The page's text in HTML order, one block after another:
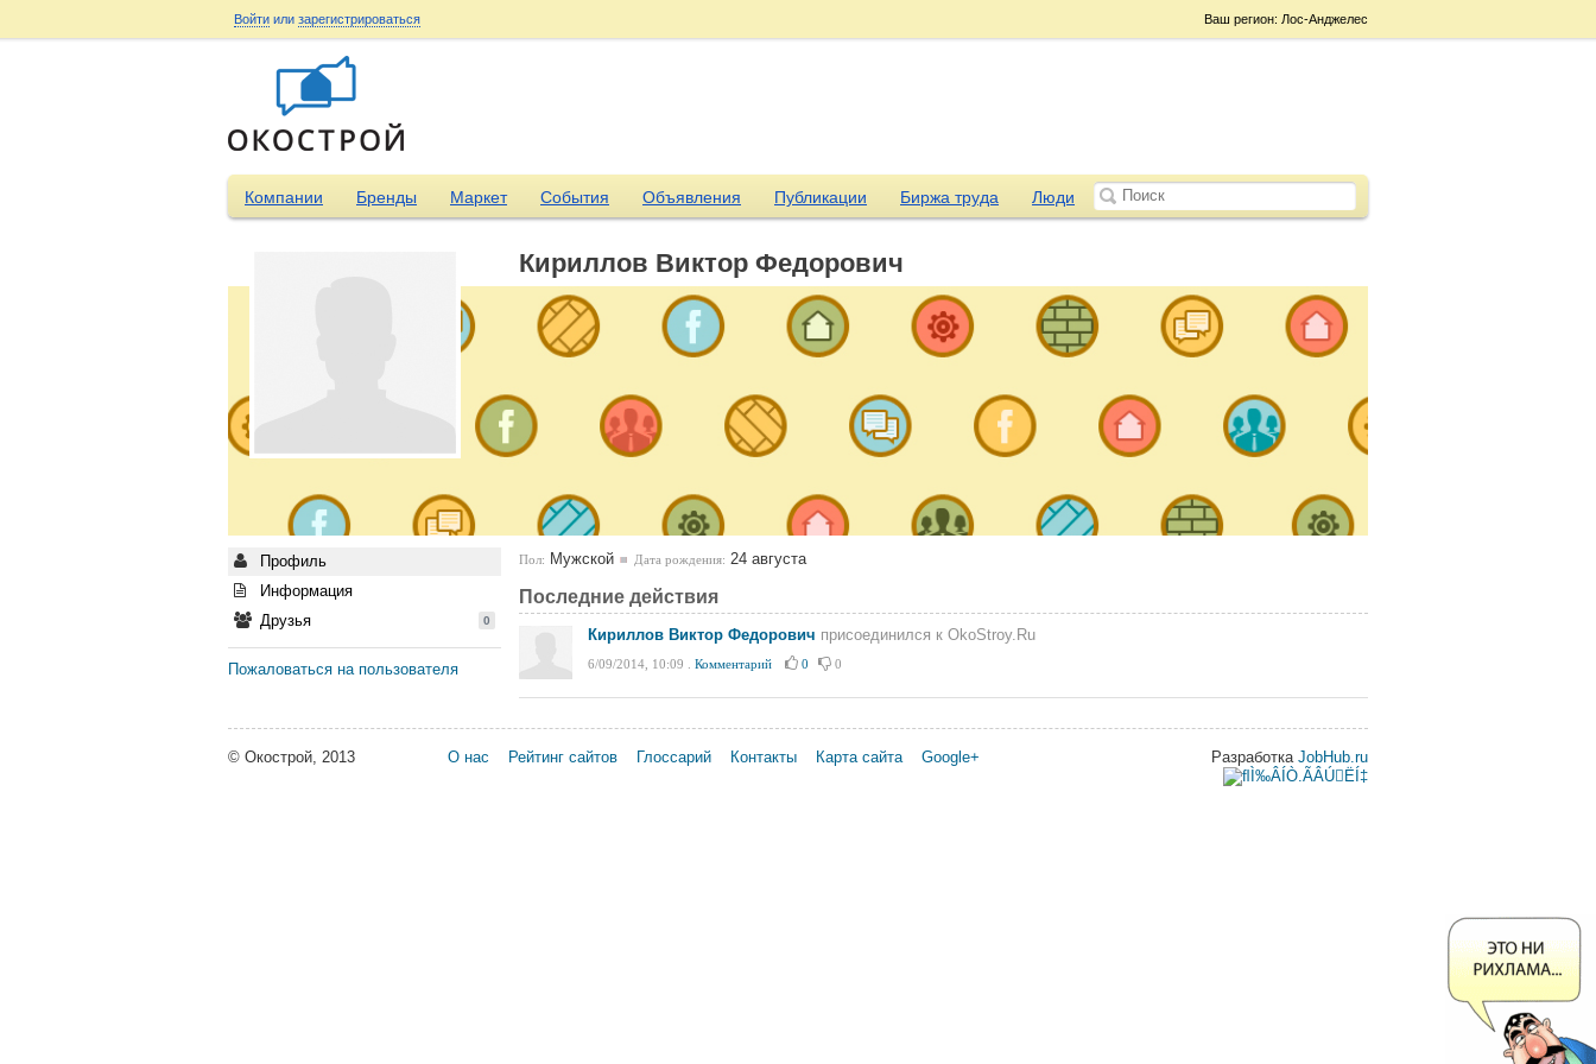
Ваш регион: Лос-Анджелес
Войти или зарегистрироваться
Компании Бренды Маркет События Объявления Публикации Биржа труда Люди
Профиль
Информация
Друзья
0
Пожаловаться на пользователя
Кириллов Виктор Федорович
Пол: Мужской Дата рождения: 24 августа
Последние действия
Кириллов Виктор Федорович присоединился к OkoStroy.Ru
6/09/2014, 10:09 Комментарий 0 0
© Окострой, 2013 О нас Рейтинг сайтов Глоссарий Контакты Карта сайта Google+ Разработка JobHub.ru